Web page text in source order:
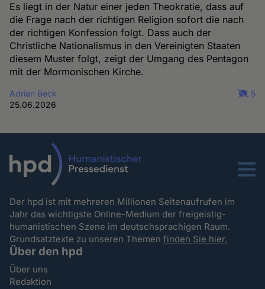
Es liegt in der Natur einer jeden Theokratie, dass auf
die Frage nach der richtigen Religion sofort die nach
der richtigen Konfession folgt. Dass auch der
Christliche Nationalismus in den Vereinigten Staaten
diesem Muster folgt, zeigt der Umgang des Pentagon
mit der Mormonischen Kirche.
Adrian Beck
25.06.2026
5
Menu
Der hpd ist mit mehreren Millionen Seitenaufrufen im
Jahr das wichtigste Online-Medium der freigeistig-
humanistischen Szene im deutschsprachigen Raum.
Grundsatztexte zu unseren Themenfinden Sie hier.
Über den hpd
Über uns
Redaktion